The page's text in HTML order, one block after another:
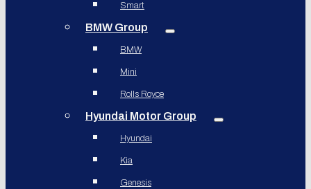
Smart
BMW Group
BMW
Mini
Rolls Royce
Hyundai Motor Group
Hyundai
Kia
Genesis